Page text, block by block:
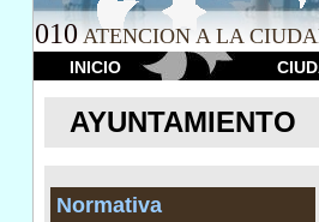
010 ATENCION A LA
INICIO
AYUNTAMIENTO
Normativa